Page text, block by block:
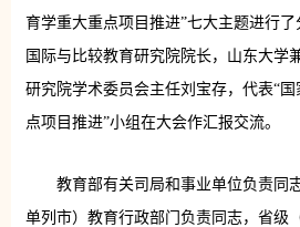
育学重大重点项目推进”七大主题进行
国际与比较教育研究院院长，山东大学
研究院学术委员会主任刘宝存，代表“
点项目推进”小组在大会作汇报交流。
教育部有关司局和事业单位负责同
单列市）教育行政部门负责同志，省级